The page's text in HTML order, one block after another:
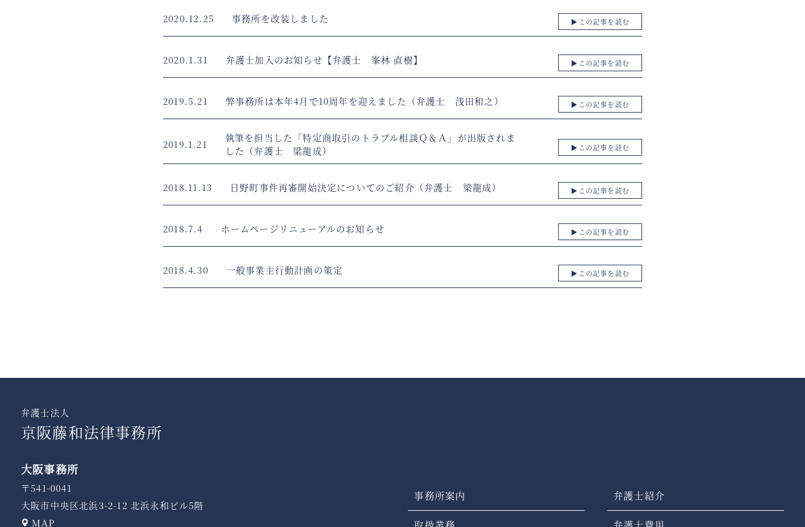
2020.12.25 事務所を改装しました ▶︎この記事を読む
2020.1.31 弁護士加入のお知らせ【弁護士 峯林 直樹】 ▶︎この記事を読む
2019.5.21 弊事務所は本年4月で10周年を迎えました（弁護士 浅田和之） ▶︎この記事を読む
2019.1.21
執筆を担当した「特定商取引のトラブル相談Ｑ＆Ａ」が出版されま
した（弁護士 梁龍成）
▶︎この記事を読む
2018.11.13 日野町事件再審開始決定についてのご紹介（弁護士 梁龍成） ▶︎この記事を読む
2018.7.4 ホームページリニューアルのお知らせ ▶︎この記事を読む
2018.4.30 一般事業主行動計画の策定 ▶︎この記事を読む
事務所案内 弁護士紹介
弁護士法人
京阪藤和法律事務所
大阪事務所
〒541-0041
大阪市中央区北浜3-2-12 北浜永和ビル5階
MAP